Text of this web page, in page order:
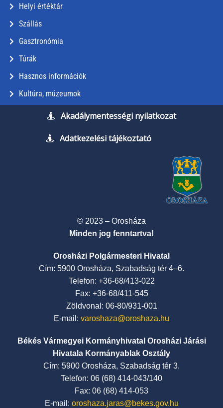
Helyi értéktár
Szállás
Gasztronómia
Túrák
Hasznos információk
Kultúra, múzeumok
Akadálymentességi nyilatkozat
Adatkezelési tájékoztató
© 2023 – Orosháza
Minden jog fenntartva!
Orosházi Polgármesteri Hivatal
Cím: 5900 Orosháza, Szabadság tér 4–6.
Telefon: +36-68/413-022
Fax: +36-68/411-545
Zöldvonal: 06-80/931-001
E-mail: varoshaza@oroshaza.hu
Békés Vármegyei Kormányhivatal Orosházi Járási
Hivatala Kormányablak Osztály
Cím: 5900 Orosháza, Szabadság tér 3.
Telefon: 06 (68) 414-043/140
Fax: 06 (68) 414-053
E-mail: oroshaza.jaras@bekes.gov.hu